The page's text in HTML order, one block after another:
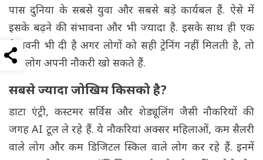
पास दुनिया के सबसे युवा और सबसे बड़े कार्यबल हैं. ऐसे में
इसके बढ़ने की संभावना और भी ज्यादा है. इसके साथ ही एक
चेतावनी भी दी है अगर लोगों को सही ट्रेनिंग नहीं मिलती है, तो
कई लोग अपनी नौकरी खो सकते हैं.
सबसे ज्यादा जोखिम किसको है?
डाटा एंट्री, कस्टमर सर्विस और शेड्यूलिंग जैसी नौकरियों की
जगह AI टूल ले रहे हैं. ये नौकरियां अक्सर महिलाओं, कम सैलरी
वाले लोग और कम डिजिटल स्किल वाले लोग कर रहे हैं. इनमें